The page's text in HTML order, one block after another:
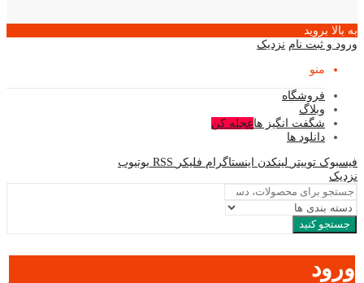
به بالا بروید
ورود و ثبت نام نزدیک
منو
فروشگاه
وبلاگ
شگفت انگیز هاعجله کن
دانلود ها
فیسبوک توییتر لینکدن اینستاگرام فلیکر RSS یوتیوب
نزدیک
جستجو کنید
ورود